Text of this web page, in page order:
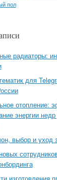
пол
радиаторы:
для
отопление:
энергии
выбор и уход